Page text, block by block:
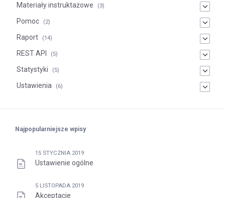
Materiały instruktażowe (3)
Pomoc (2)
Raport (14)
REST API (5)
Statystyki (5)
Ustawienia (6)
Najpopularniejsze wpisy
15 STYCZNIA 2019
Ustawienie ogólne
5 LISTOPADA 2019
Akceptacje